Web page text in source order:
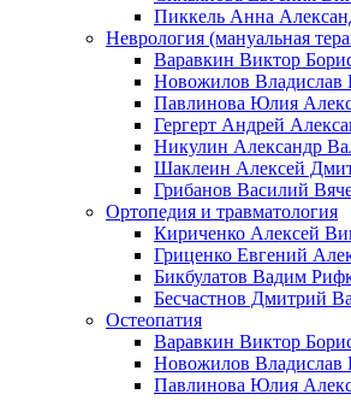
Пиккель Анна
Неврология (мануальная
Варавкин Виктор
Новожилов Владислав
Павлинова Юлия
Гергерт Андрей
Никулин Александр
Шаклеин Алексей
Грибанов Василий
Ортопедия и травматология
Кириченко Алексей
Гриценко Евгений
Бикбулатов Вадим
Бесчастнов Дмитрий
Остеопатия
Варавкин Виктор
Новожилов Владислав
Павлинова Юлия